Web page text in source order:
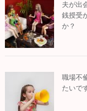
夫が出
銭授受
か？
職場不
たいで